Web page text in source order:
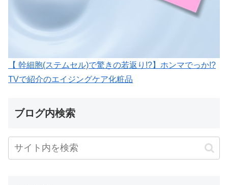
【 幹細胞(ステムセル)で驚きの若返り!?】ホンマでっか!?
TVで紹介のエイジングケア化粧品
ブログ内検索